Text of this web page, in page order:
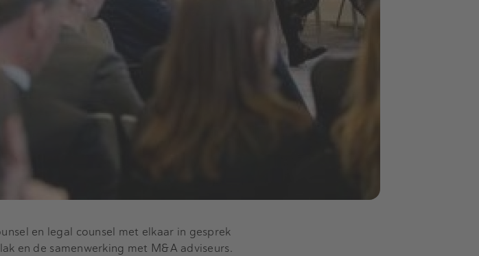
en legal counsel met elkaar in gesprek
en de samenwerking met M&A adviseurs.